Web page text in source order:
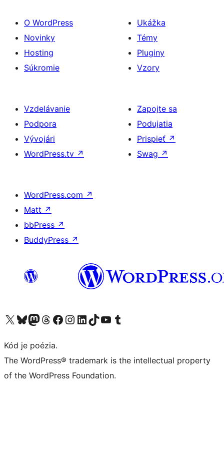
O WordPress
Novinky
Hosting
Súkromie
Ukážka
Témy
Pluginy
Vzory
Vzdelávanie
Podpora
Vývojári
WordPress.tv ↗
Zapojte sa
Podujatia
Prispieť ↗
Swag ↗
WordPress.com ↗
Matt ↗
bbPress ↗
BuddyPress ↗
Navštívte náš účet na X (predtým Twitter)
Navštívte náš účet na platforme Bluesky
Navštívte náš účet na Mastodone
Navštívte náš účet na platforme Threads
Navštívte našu stránku na Facebooku
Navštívte náš účet Instagram
Navštívte náš účet LinkedIn
Navštívte náš účet na platforme TikTok
Navštívte náš kanál YouTube
Navštívte náš účet na platforme Tumblr
Kód je poézia.
The WordPress® trademark is the intellectual property
of the WordPress Foundation.